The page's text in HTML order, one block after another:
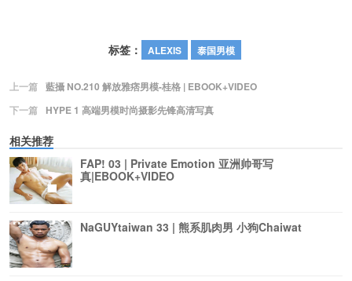
标签： ALEXIS 泰国男模
上一篇 藍攝 NO.210 解放雅痞男模-桂格 | EBOOK+VIDEO
下一篇
HYPE 1 高端男模时尚摄影先锋高清写真
相关推荐
FAP! 03 | Private Emotion 亚洲帅哥写
真|EBOOK+VIDEO
NaGUYtaiwan 33 | 熊系肌肉男 小狗Chaiwat